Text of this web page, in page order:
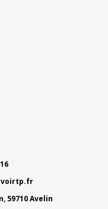
59710 Avelin